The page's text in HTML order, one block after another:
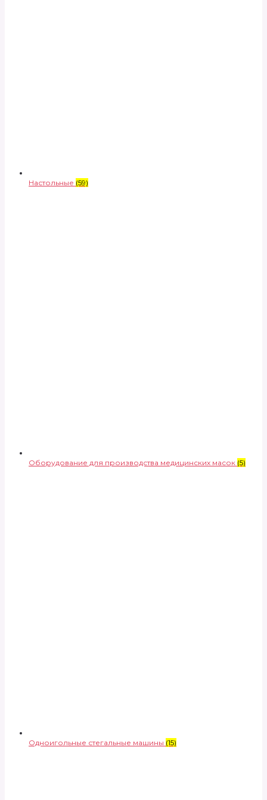
Настольные (59)
Оборудование для производства медицинских масок (5)
Одноигольные стегальные машины (15)